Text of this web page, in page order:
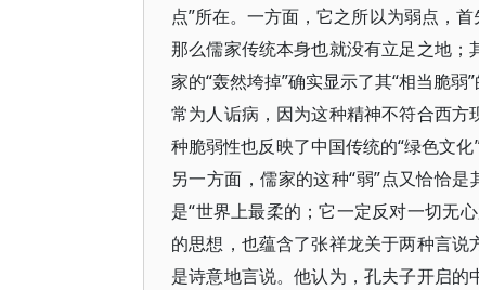
点”所在。一方面，它之所以为弱点，
那么儒家传统本身也就没有立足之地
家的“轰然垮掉”确实显示了其“相当脆
常为人诟病，因为这种精神不符合西
种脆弱性也反映了中国传统的“绿色文化
另一方面，儒家的这种“弱”点又恰恰是
是“世界上最柔的；它一定反对一切无
的思想，也蕴含了张祥龙关于两种言
是诗意地言说。他认为，孔夫子开启